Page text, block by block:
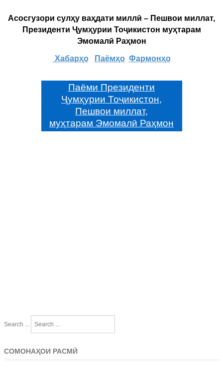
Асосгузори сулҳу ваҳдати миллӣ – Пешвои миллат,
Президенти Ҷумҳурии Тоҷикистон муҳтарам
Эмомалӣ Раҳмон
Хабарҳо Паёмҳо Фармонҳо
Паёми Президенти
Ҷумҳурии Тоҷикистон,
Пешвои миллат,
муҳтарам Эмомалӣ Раҳмон
Search ...
СОМОНАҲОИ РАСМӢ